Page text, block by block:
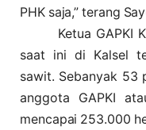
PHK saja,” terang
Ketua GAPKI
saat ini di Kalsel
sawit. Sebanyak 53
anggota GAPKI
mencapai 253.000